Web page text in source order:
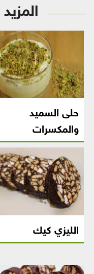
حلى السميد
والمكسرات
الليزي كيك